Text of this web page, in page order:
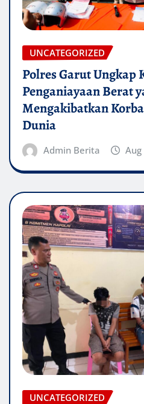
UNCATEGORIZED
Polres Garut Ungkap
Penganiayaan Berat
Mengakibatkan
Dunia
Admin Berita
UNCATEGORIZED